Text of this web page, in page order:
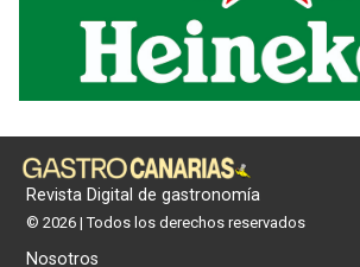
Revista Digital de gastronomía
© 2026 | Todos los derechos reservados
Nosotros